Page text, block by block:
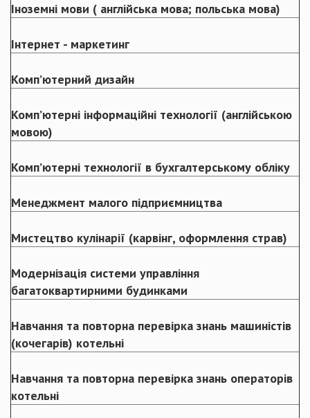
Іноземні мови ( англійська мова; польська мова)
Інтернет - маркетинг
Комп’ютерний дизайн
Комп’ютерні інформаційні технології (англійською
мовою)
Комп’ютерні технології в бухгалтерському обліку
Менеджмент малого підприємництва
Мистецтво кулінарії (карвінг, оформлення страв)
Модернізація системи управління
багатоквартирними будинками
Навчання та повторна перевірка знань машиністів
(кочегарів) котельні
Навчання та повторна перевірка знань операторів
котельні